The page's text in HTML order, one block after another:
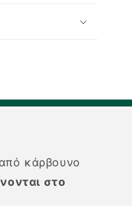
κάρβουνο
στο